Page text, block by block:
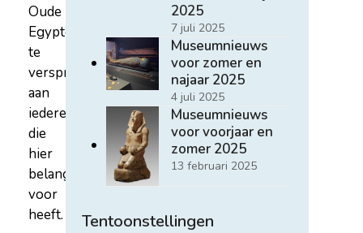
2025
7 juli 2025
Museumnieuws
voor zomer en
najaar 2025
4 juli 2025
Museumnieuws
voor voorjaar en
zomer 2025
13 februari 2025
Tentoonstellingen
Oude
Egypte
te
verspreiden
aan
iedereen
die
hier
belangstelling
voor
heeft.